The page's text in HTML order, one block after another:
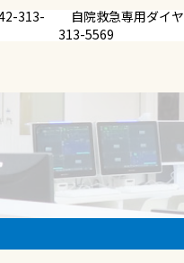
313-
自院救急専用ダイ
313-5569